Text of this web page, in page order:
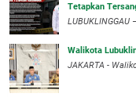
Tetapkan
‎LUBUKLINGGAU
Walikota
JAKARTA -